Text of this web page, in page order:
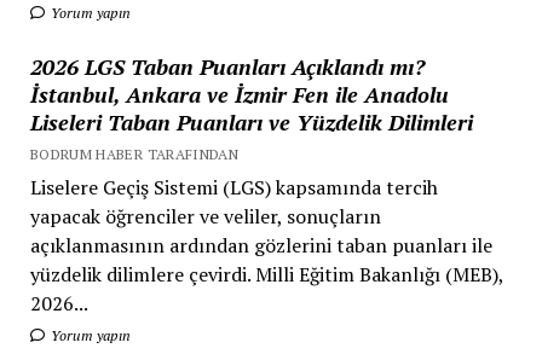
Yorum yapın
2026 LGS Taban Puanları Açıklandı mı?
İstanbul, Ankara ve İzmir Fen ile Anadolu
Liseleri Taban Puanları ve Yüzdelik Dilimleri
BODRUM HABER TARAFINDAN
Liselere Geçiş Sistemi (LGS) kapsamında tercih
yapacak öğrenciler ve veliler, sonuçların
açıklanmasının ardından gözlerini taban puanları ile
yüzdelik dilimlere çevirdi. Milli Eğitim Bakanlığı (MEB),
2026...
Yorum yapın